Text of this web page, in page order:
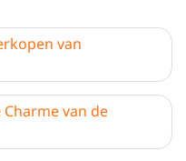
van
van de